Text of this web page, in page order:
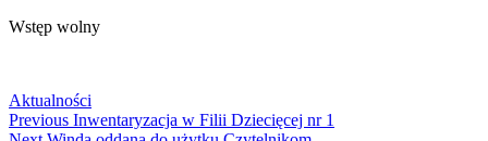
Wstęp wolny
Aktualności
Nawigacja
Previous Previous
Inwentaryzacja w Filii Dziecięcej nr 1